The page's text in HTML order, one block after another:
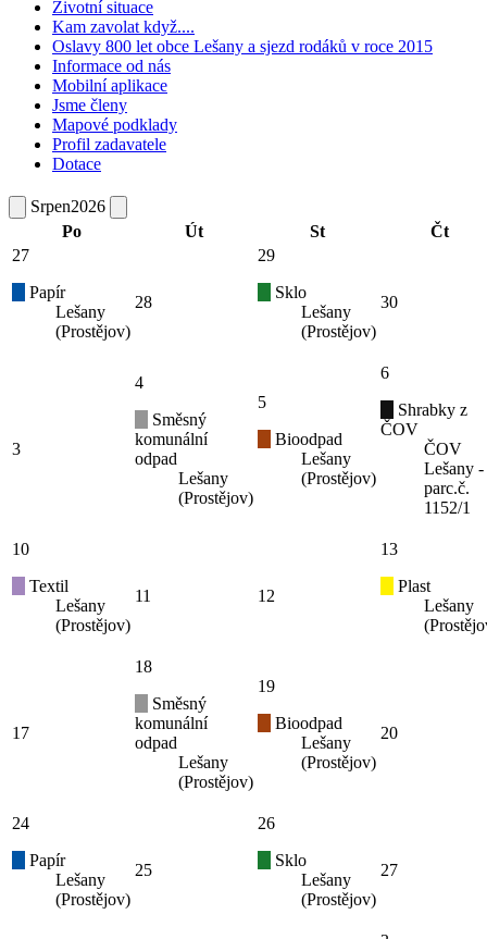
Životní situace
Kam zavolat když....
Oslavy 800 let obce Lešany a sjezd rodáků v roce 2015
Informace od nás
Mobilní aplikace
Jsme členy
Mapové podklady
Profil zadavatele
Dotace
Srpen2026
Po
Út St
Čt
27
Papír
Lešany
(Prostějov)
28
29
Sklo
Lešany
(Prostějov)
30
3
4
Směsný
komunální
odpad
Lešany
(Prostějov)
5
Bioodpad
Lešany
(Prostějov)
6
Shrabky z
ČOV
ČOV
Lešany -
parc.č.
1152/1
10
Textil
Lešany
(Prostějov)
11 12
13
Plast
Lešany
17
18
Směsný
komunální
odpad
Lešany
(Prostějov)
19
Bioodpad
Lešany
(Prostějov)
20
24
Papír
Lešany
(Prostějov)
25
26
Sklo
Lešany
(Prostějov)
27